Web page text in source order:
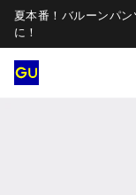
夏本番！バルーンパ
に！